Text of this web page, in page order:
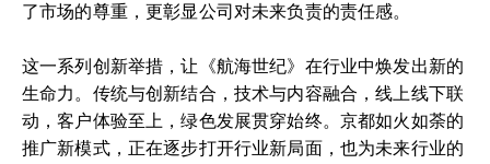
了市场的尊重，更彰显公司对未来负责的责任感。
这一系列创新举措，让《航海世纪》在行业中焕发出新的
生命力。传统与创新结合，技术与内容融合，线上线下联
动，客户体验至上，绿色发展贯穿始终。京都如火如荼的
推广新模式，正在逐步打开行业新局面，也为未来行业的